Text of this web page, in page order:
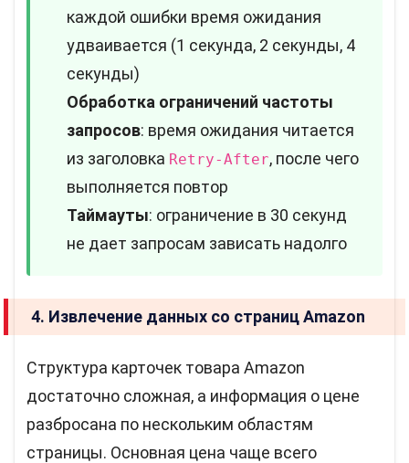
каждой ошибки время ожидания
удваивается (1 секунда, 2 секунды, 4
секунды)
Обработка ограничений частоты
запросов: время ожидания читается
из заголовка Retry-After, после чего
выполняется повтор
Таймауты: ограничение в 30 секунд
не дает запросам зависать надолго
4. Извлечение данных со страниц Amazon
Структура карточек товара Amazon
достаточно сложная, а информация о цене
разбросана по нескольким областям
страницы. Основная цена чаще всего